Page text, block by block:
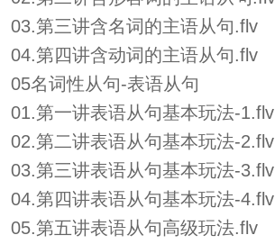
03.第三讲含名词的主语从句.flv
04.第四讲含动词的主语从句.flv
05名词性从句-表语从句
01.第一讲表语从句基本玩法-1.flv
02.第二讲表语从句基本玩法-2.flv
03.第三讲表语从句基本玩法-3.flv
04.第四讲表语从句基本玩法-4.flv
05.第五讲表语从句高级玩法.flv